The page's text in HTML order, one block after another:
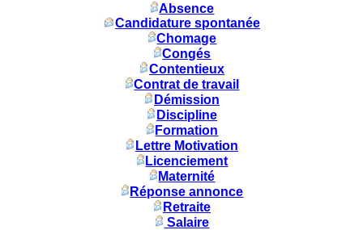
Absence
Candidature spontanée
Chomage
Congés
Contentieux
Contrat de travail
Démission
Discipline
Formation
Lettre Motivation
Licenciement
Maternité
Réponse annonce
Retraite
Salaire